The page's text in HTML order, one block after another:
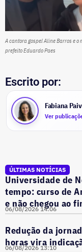
A cantora gospel Aline Barros e
prefeito Eduardo Paes
Escrito por:
Fabiana
Ver
ÚLTIMAS NOTÍCIAS
Universidade de
tempo: curso de
e não chegou ao
06/08/2026 14:06
Redução da
horas vira
06/08/2026 13:10